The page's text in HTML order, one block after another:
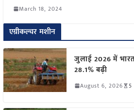
March 18, 2024
एग्रीकल्चर मशीन
जुलाई 2026 में भारत
28.1% बढ़ी
August 6, 2026